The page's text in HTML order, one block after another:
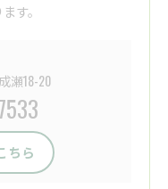
す。
瀬18-20
ちら